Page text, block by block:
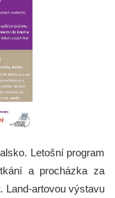
Letošní program
a procházka za
Land-artovou výstavu